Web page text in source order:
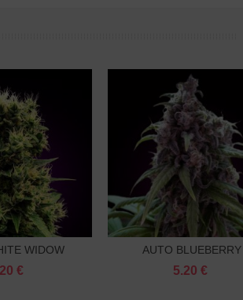
koszyka
WIDOW
€
Do koszyka
AUTO BLUEBERRY
FEMINIZOWANE
5.20 €